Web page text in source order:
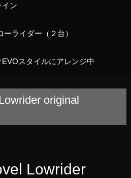
イン
ーライダー（２台）
EVOスタイルにアレンジ中
original
Lowrider